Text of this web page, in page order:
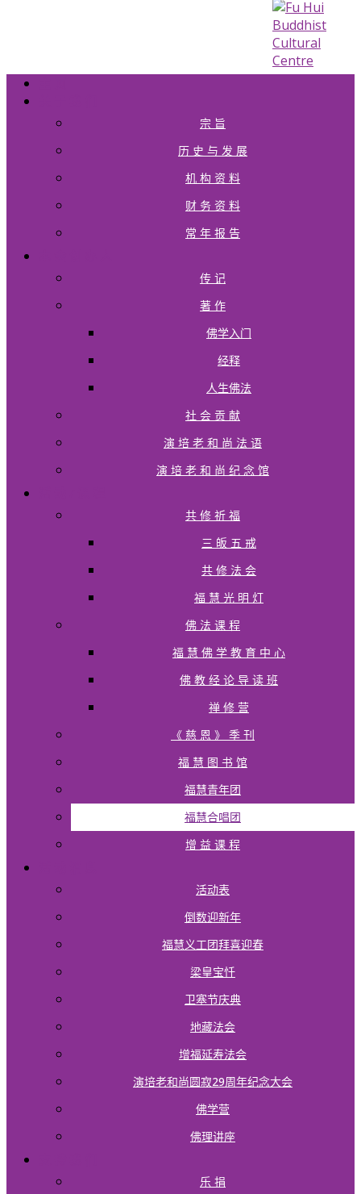
宗 旨
历 史 与 发 展
机 构 资 料
财 务 资 料
常 年 报 告
传 记
著 作
佛学入门
经释
人生佛法
社 会 贡 献
演 培 老 和 尚 法 语
演 培 老 和 尚 纪 念 馆
共 修 祈 福
三 皈 五 戒
共 修 法 会
福 慧 光 明 灯
佛 法 课 程
福 慧 佛 学 教 育 中 心
佛 教 经 论 导 读 班
禅 修 营
《 慈 恩 》 季 刊
福 慧 图 书 馆
福慧青年团
福慧合唱团
增 益 课 程
活动表
倒数迎新年
福慧义工团拜喜迎春
梁皇宝忏
卫塞节庆典
地藏法会
增福延寿法会
演培老和尚圆寂29周年纪念大会
佛学营
佛理讲座
乐 捐